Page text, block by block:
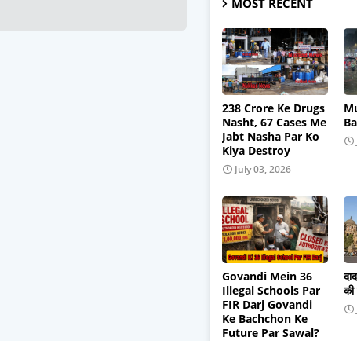
MOST RECENT
238 Crore Ke Drugs
Nasht, 67 Cases Me
Jabt Nasha Par Ko
Kiya Destroy
July 03, 2026
Govandi Mein 36
Illegal Schools Par
FIR Darj Govandi
Ke Bachchon Ke
Future Par Sawal?
की